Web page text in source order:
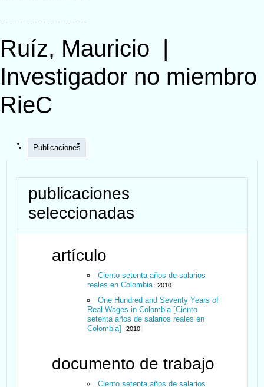
Ruíz, Mauricio |
Investigador no miembro
RieC
Publicaciones
publicaciones
seleccionadas
artículo
Ciento setenta años de salarios
reales en Colombia
2010
One Hundred and Seventy Years of
Real Wages in Colombia [Ciento
setenta años de salarios reales en
Colombia]
2010
documento de trabajo
Ciento setenta años de salarios